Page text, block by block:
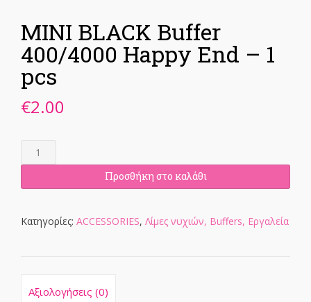
MINI BLACK Buffer
400/4000 Happy End – 1
pcs
€2.00
MINI
BLACK
400/4000
End
Προσθήκη στο καλάθι
Κατηγορίες: ACCESSORIES, Λίμες νυχιών, Buffers, Εργαλεία
Αξιολογήσεις (0)